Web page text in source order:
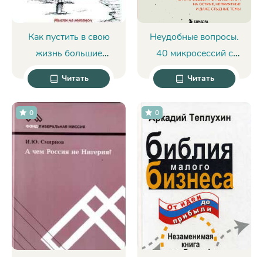
Как пустить в свою
жизнь большие
деньги - Дарья
Трутнева
Читать
Неудобные вопросы.
40 микросессий с
психологом на
острые, неприятные и
Лина Дианова
Читать
0 0